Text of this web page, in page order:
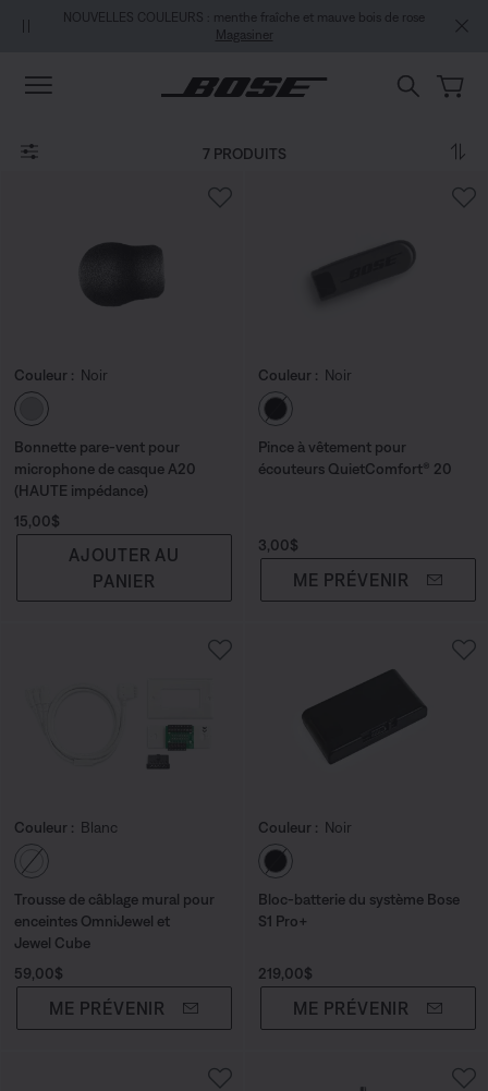
Aller au contenu principal
Passer au Clavardage de soutien
Aller au contenu du pied de page
Passer à la Déclaration d’accessibilité
NOUVELLES COULEURS : menthe fraîche et mauve bois de rose
Magasiner
7 PRODUITS
Couleur : Noir
Choisissez la couleur
Bonnette pare-vent pour
microphone de casque A20
(HAUTE impédance)
Prix :
15,00$
AJOUTER AU
PANIER
Couleur : Noir
Choisissez la
Pince à vêtement pour
écouteurs QuietComfort® 20
Prix :
3,00$
ME PRÉVENIR
Couleur : Blanc
Choisissez la couleur
Trousse de câblage mural pour
enceintes OmniJewel et
Jewel Cube
Prix :
59,00$
ME PRÉVENIR
Couleur : Noir
Choisissez la
Bloc-batterie du système Bose
S1 Pro+
Prix :
219,00$
ME PRÉVENIR